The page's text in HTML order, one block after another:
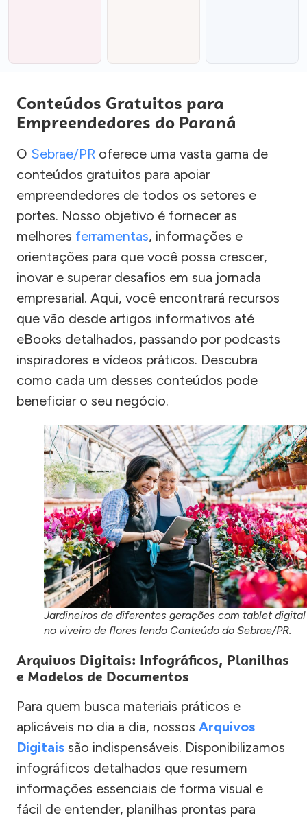
Conteúdos Gratuitos para
Empreendedores do Paraná
O Sebrae/PR oferece uma vasta gama de
conteúdos gratuitos para apoiar
empreendedores de todos os setores e
portes. Nosso objetivo é fornecer as
melhores ferramentas, informações e
orientações para que você possa crescer,
inovar e superar desafios em sua jornada
empresarial. Aqui, você encontrará recursos
que vão desde artigos informativos até
eBooks detalhados, passando por podcasts
inspiradores e vídeos práticos. Descubra
como cada um desses conteúdos pode
beneficiar o seu negócio.
Jardineiros de diferentes gerações com tablet digital
no viveiro de flores lendo Conteúdo do Sebrae/PR.
Arquivos Digitais: Infográficos, Planilhas
e Modelos de Documentos
Para quem busca materiais práticos e
aplicáveis no dia a dia, nossos Arquivos
Digitais são indispensáveis. Disponibilizamos
infográficos detalhados que resumem
informações essenciais de forma visual e
fácil de entender, planilhas prontas para